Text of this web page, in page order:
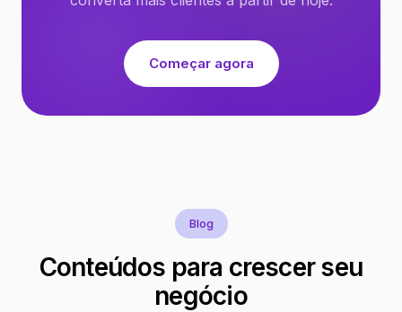
Começar agora
Blog
Conteúdos para crescer seu
negócio